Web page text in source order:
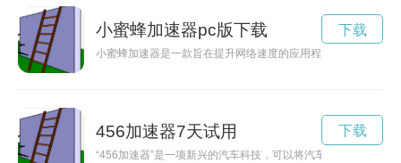
小蜜蜂加速器pc版下载
小蜜蜂加速器是一款旨在提升网络速度的应用程序，通过优化
下载
456加速器7天试用
“456加速器”是一项新兴的汽车科技，可以将汽车的速度提升
下载